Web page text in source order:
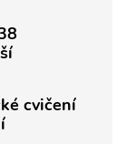
cvičení